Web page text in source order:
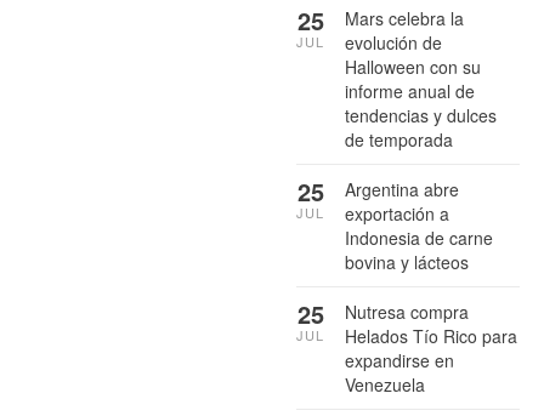
Mars celebra la
evolución de
Halloween con su
informe anual de
tendencias y dulces
de temporada
25
JUL
Argentina abre
exportación a
Indonesia de carne
bovina y lácteos
25
JUL
Nutresa compra
Helados Tío Rico para
expandirse en
Venezuela
25
JUL